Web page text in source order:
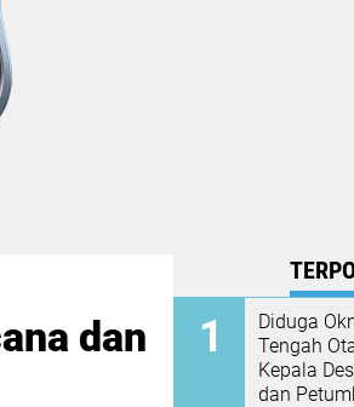
dan
Diduga
Tengah
Kepala
dan